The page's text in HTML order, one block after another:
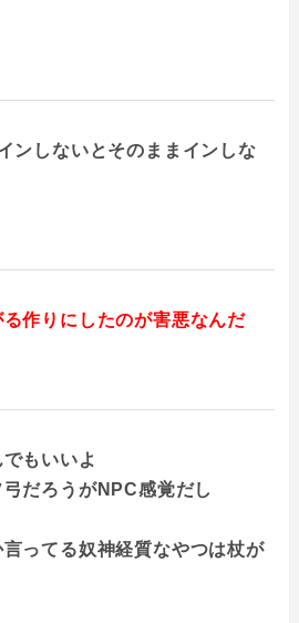
ンしないとそのままインしな
作りにしたのが害悪なんだ
もいいよ
だろうがNPC感覚だし
ってる奴神経質なやつは杖が